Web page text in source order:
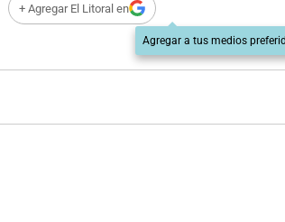
+ Agregar El Litoral en
Agregar a tus medios